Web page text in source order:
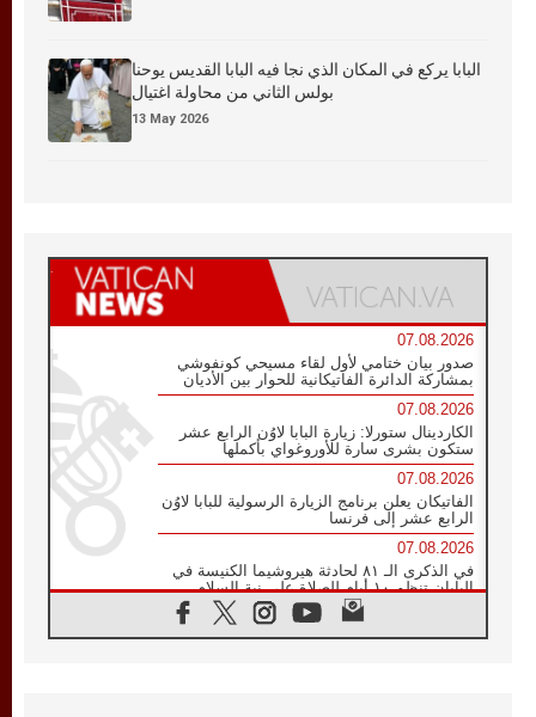
البابا يركع في المكان الذي نجا فيه البابا القديس يوحنا
بولس الثاني من محاولة اغتيال
13 May 2026
07.08.2026
صدور بيان ختامي لأول لقاء مسيحي كونفوشي
بمشاركة الدائرة الفاتيكانية للحوار بين الأديان
07.08.2026
الكاردينال ستورلا: زيارة البابا لاوُن الرابع عشر
ستكون بشرى سارة للأوروغواي بأكملها
07.08.2026
الفاتيكان يعلن برنامج الزيارة الرسولية للبابا لاوُن
الرابع عشر إلى فرنسا
07.08.2026
في الذكرى الـ ٨١ لحادثة هيروشيما الكنيسة في
اليابان تنظم ١٠ أيام للصلاة على نية السلام
الكنيسة في الأوروغواي: زيارة البابا ستعزز